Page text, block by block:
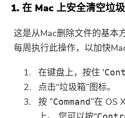
1. 在 Mac 上安全清空垃圾
这是从Mac删除文件的基本
每周执行此操作，以加快
在键盘上，按住 '
点击“垃圾箱”图标。
按 ”Command”在 OS